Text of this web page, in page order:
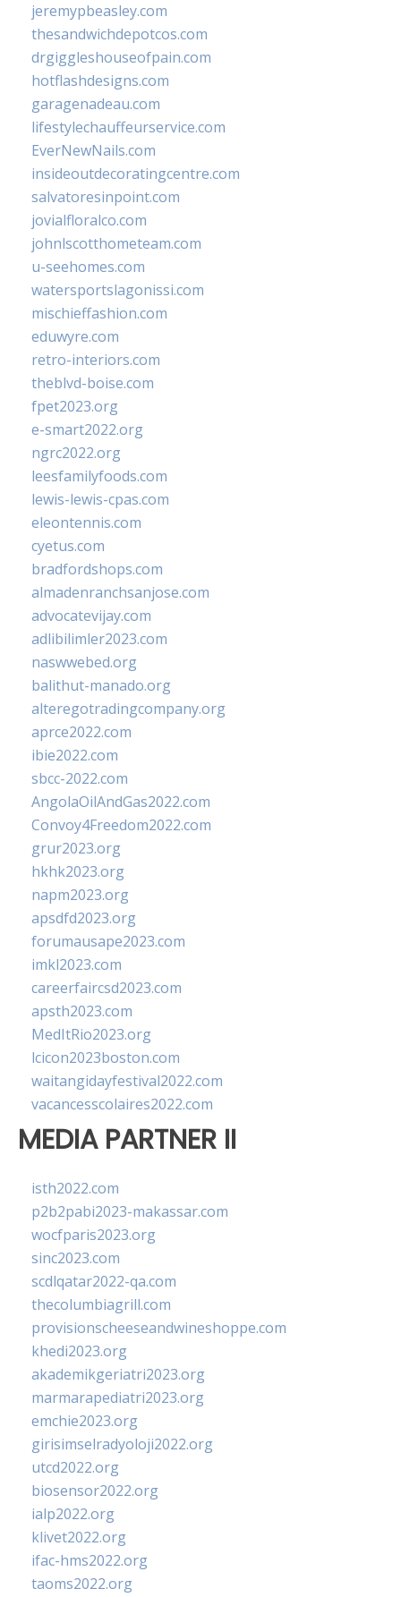
jeremypbeasley.com
thesandwichdepotcos.com
drgiggleshouseofpain.com
hotflashdesigns.com
garagenadeau.com
lifestylechauffeurservice.com
EverNewNails.com
insideoutdecoratingcentre.com
salvatoresinpoint.com
jovialfloralco.com
johnlscotthometeam.com
u-seehomes.com
watersportslagonissi.com
mischieffashion.com
eduwyre.com
retro-interiors.com
theblvd-boise.com
fpet2023.org
e-smart2022.org
ngrc2022.org
leesfamilyfoods.com
lewis-lewis-cpas.com
eleontennis.com
cyetus.com
bradfordshops.com
almadenranchsanjose.com
advocatevijay.com
adlibilimler2023.com
naswwebed.org
balithut-manado.org
alteregotradingcompany.org
aprce2022.com
ibie2022.com
sbcc-2022.com
AngolaOilAndGas2022.com
Convoy4Freedom2022.com
grur2023.org
hkhk2023.org
napm2023.org
apsdfd2023.org
forumausape2023.com
imkl2023.com
careerfaircsd2023.com
apsth2023.com
MedItRio2023.org
lcicon2023boston.com
waitangidayfestival2022.com
vacancesscolaires2022.com
MEDIA PARTNER II
isth2022.com
p2b2pabi2023-makassar.com
wocfparis2023.org
sinc2023.com
scdlqatar2022-qa.com
thecolumbiagrill.com
provisionscheeseandwineshoppe.com
khedi2023.org
akademikgeriatri2023.org
marmarapediatri2023.org
emchie2023.org
girisimselradyoloji2022.org
utcd2022.org
biosensor2022.org
ialp2022.org
klivet2022.org
ifac-hms2022.org
taoms2022.org